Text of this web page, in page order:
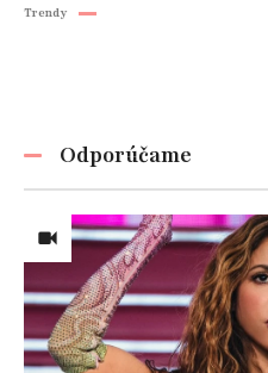
Trendy
Odporúčame